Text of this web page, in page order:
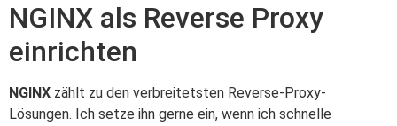
NGINX als Reverse Proxy
einrichten
NGINX zählt zu den verbreitetsten Reverse-Proxy-
Lösungen. Ich setze ihn gerne ein, wenn ich schnelle